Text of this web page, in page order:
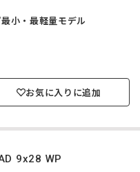
小・最軽量モデル
お気に入りに追加
9x28 WP